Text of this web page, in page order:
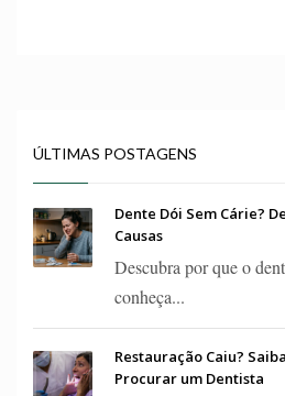
ÚLTIMAS POSTAGENS
Dente Dói Sem Cárie?
Causas
Descubra por que o
conheça...
Restauração Caiu?
Procurar um Dentista